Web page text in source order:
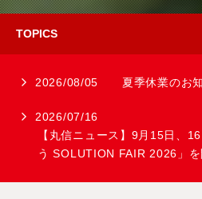
TOPICS
2026/08/05 夏季休業のお
2026/07/16
【丸信ニュース】9月15日、
う SOLUTION FAIR 2026」